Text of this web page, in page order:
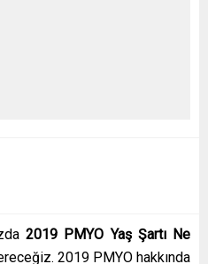
2019 PMYO Yaş Şartı Ne
2019 PMYO hakkında